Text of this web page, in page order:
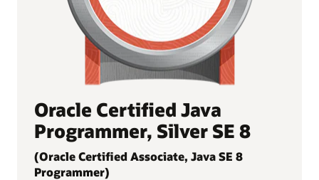
Oracle Certified Java
Programmer, Silver SE 8
(Oracle Certified Associate, Java SE 8
Programmer)